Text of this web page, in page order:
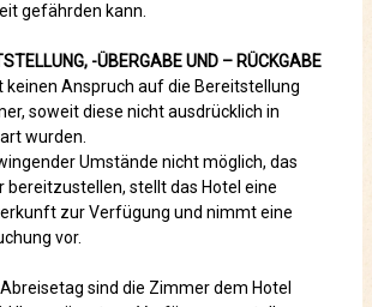
gefährden kann.
-ÜBERGABE UND – RÜCKGABE
keinen Anspruch auf die Bereitstellung
soweit diese nicht ausdrücklich in
wurden.
Umstände nicht möglich, das
bereitzustellen, stellt das Hotel eine
zur Verfügung und nimmt eine
vor.
sind die Zimmer dem Hotel